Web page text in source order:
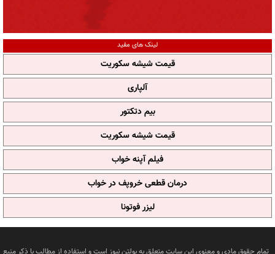
لینک های مفید
قیمت شیشه سکوریت
آلپاری
بیم دتکتور
قیمت شیشه سکوریت
فیلم آپنه خواب
درمان قطعی خروپف در خواب
لیزر فوتونا
تمام حقوق مادی و معنوی این سایت متعلق به بولتن نیوز است و استفاده از مطالب با ذکر منبع